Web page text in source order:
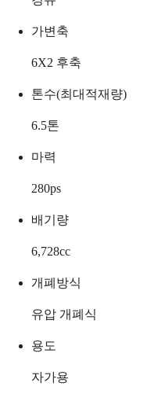
가변축
6X2 후축
톤수(최대적재량)
6.5톤
마력
280ps
배기량
6,728cc
개폐방식
유압 개폐식
용도
자가용